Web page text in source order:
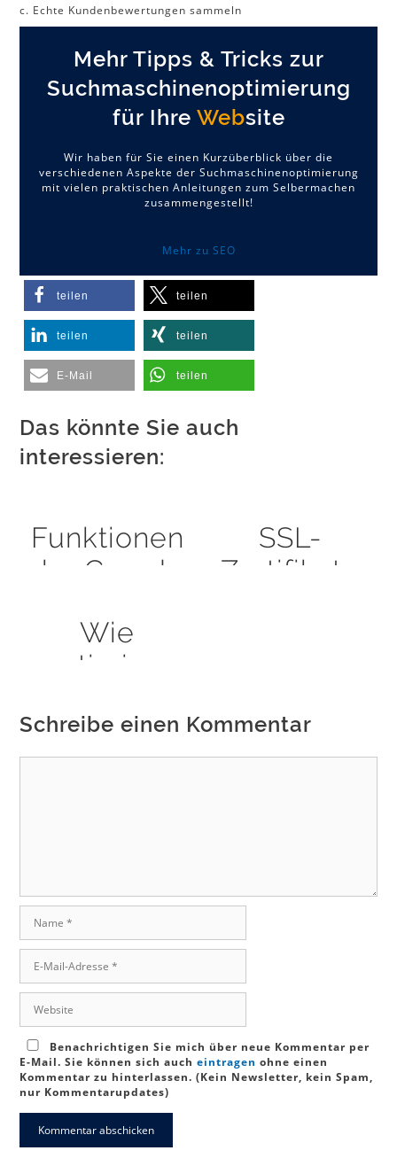
c. Echte Kundenbewertungen sammeln
Mehr Tipps & Tricks zur
Suchmaschinenoptimierung
für Ihre Website
Wir haben für Sie einen Kurzüberblick über die
verschiedenen Aspekte der Suchmaschinenoptimierung
mit vielen praktischen Anleitungen zum Selbermachen
zusammengestellt!
Mehr zu SEO
teilen teilen
teilen teilen
E-Mail teilen
Das könnte Sie auch
interessieren:
Funktionen
der Google
Console
SSL-
Zertifikate
Wie
optimiere
für meine
Webseite?
Schreibe einen Kommentar
Mail-
Adresse
Benachrichtigen Sie mich über neue Kommentar per
E-Mail. Sie können sich aucheintragen ohne einen
Kommentar zu hinterlassen. (Kein Newsletter, kein Spam,
nur Kommentarupdates)